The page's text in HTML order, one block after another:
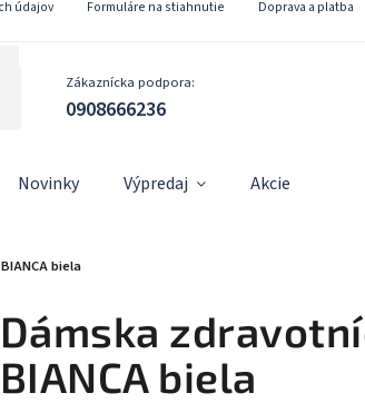
údajov Formuláre na stiahnutie Doprava a platba
Zákaznícka podpora:
0908666236
Novinky Výpredaj Akcie
biela
Dámska
BIANCA biela